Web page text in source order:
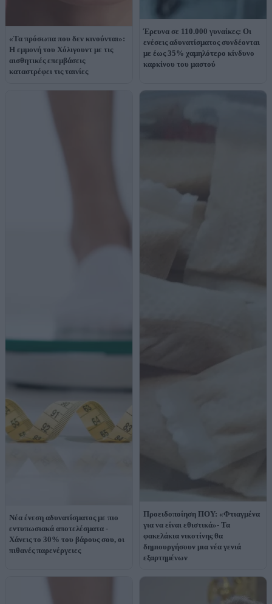
«Τα πρόσωπα που δεν κινούνται»:
Η εμμονή του Χόλιγουντ με τις
αισθητικές επεμβάσεις
καταστρέφει τις ταινίες
Έρευνα σε 110.000 γυναίκες: Οι
ενέσεις αδυνατίσματος συνδέονται
με έως 35% χαμηλότερο κίνδυνο
καρκίνου του μαστού
Νέα ένεση αδυνατίσματος με πιο
εντυπωσιακά αποτελέσματα -
Χάνεις το 30% του βάρους σου, οι
πιθανές παρενέργειες
Προειδοποίηση ΠΟΥ: «Φτιαγμένα
για να είναι εθιστικά»- Τα
φακελάκια νικοτίνης θα
δημιουργήσουν μια νέα γενιά
εξαρτημένων